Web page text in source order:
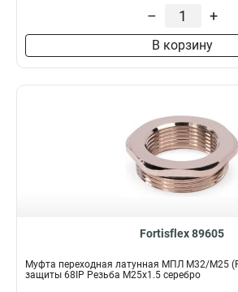
– +
В корзину
Fortisflex 89605
Муфта переходная латунная МПЛ М32/М25
защиты 68IP Резьба M25x1.5 серебро